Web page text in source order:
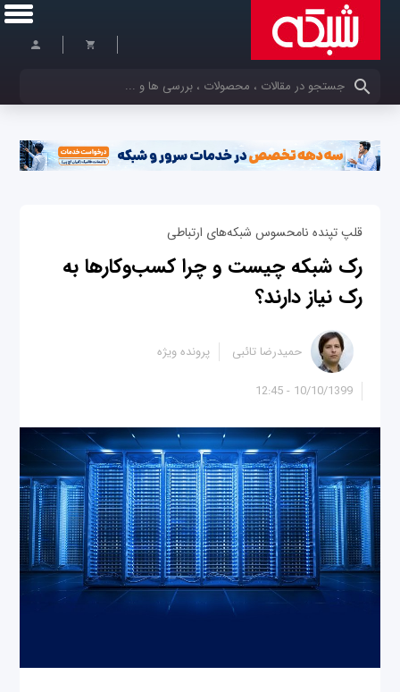
کلمات کلیدی خود را وارد کنید
قلپ تپنده نامحسوس شبکه‌های ارتباطی
رک شبکه چیست و چرا کسب‌‌و‌کارها به
رک نیاز دارند؟
10/10/1399 - 12:45
حمیدرضا تائبی پرونده ویژه